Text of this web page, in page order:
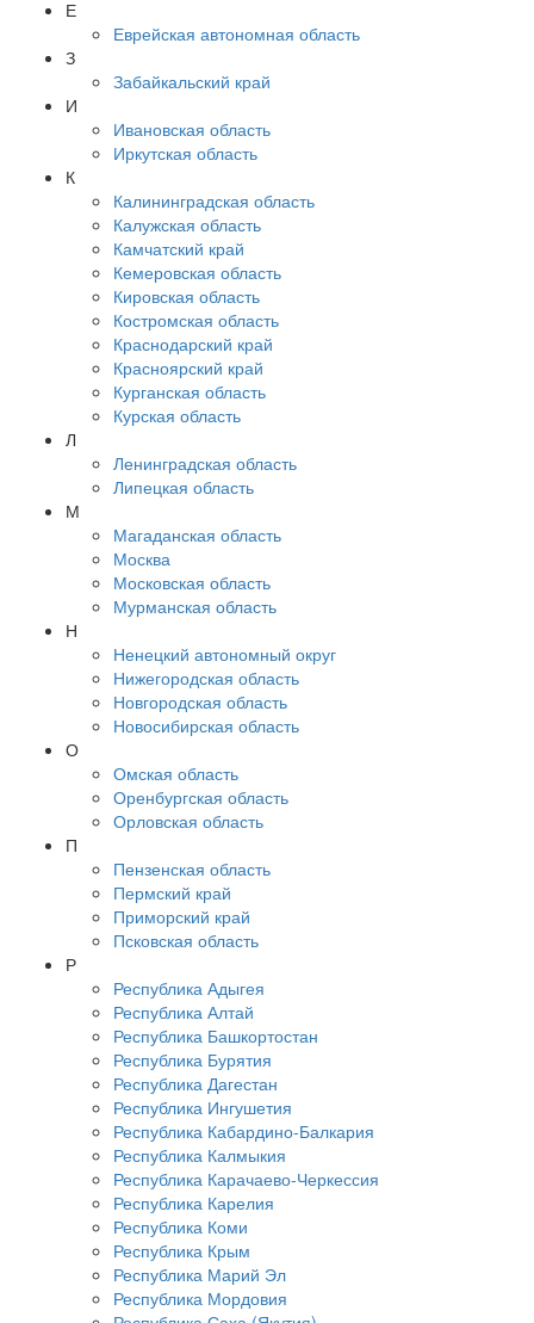
Е
Еврейская автономная область
З
Забайкальский край
И
Ивановская область
Иркутская область
К
Калининградская область
Калужская область
Камчатский край
Кемеровская область
Кировская область
Костромская область
Краснодарский край
Красноярский край
Курганская область
Курская область
Л
Ленинградская область
Липецкая область
М
Магаданская область
Москва
Московская область
Мурманская область
Н
Ненецкий автономный округ
Нижегородская область
Новгородская область
Новосибирская область
О
Омская область
Оренбургская область
Орловская область
П
Пензенская область
Пермский край
Приморский край
Псковская область
Р
Республика Адыгея
Республика Алтай
Республика Башкортостан
Республика Бурятия
Республика Дагестан
Республика Ингушетия
Республика Кабардино-Балкария
Республика Калмыкия
Республика Карачаево-Черкессия
Республика Карелия
Республика Коми
Республика Крым
Республика Марий Эл
Республика Мордовия